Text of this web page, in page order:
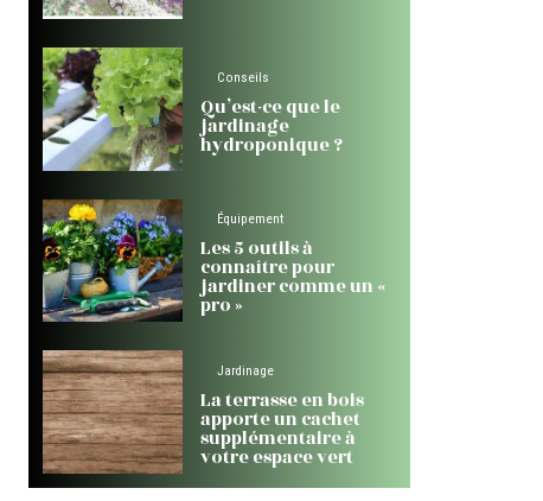
Conseils
Qu’est-ce que le
jardinage
hydroponique ?
Équipement
Les 5 outils à
connaître pour
jardiner comme un «
pro »
Jardinage
La terrasse en bois
apporte un cachet
supplémentaire à
votre espace vert